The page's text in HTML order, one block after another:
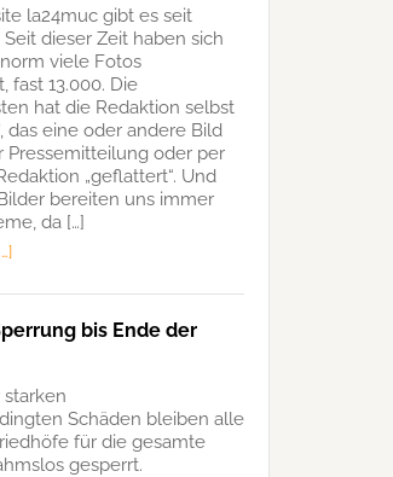
la24muc gibt es seit
Seit dieser Zeit haben sich
viele Fotos
fast 13.000. Die
hat die Redaktion selbst
das eine oder andere Bild
Pressemitteilung oder per
„geflattert“. Und
bereiten uns immer
da […]
bis Ende der
Schäden bleiben alle
für die gesamte
gesperrt.